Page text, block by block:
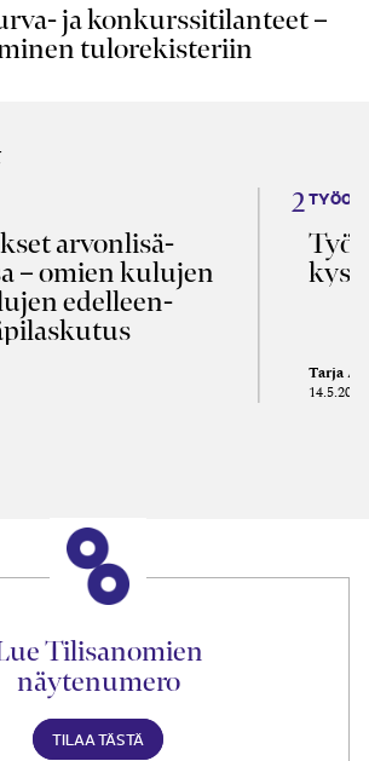
ja konkurssitilanteet –
tulorekisteriin
arvon­lisä­
– omien kulujen
edelleen­
Tarja
14.5.2021
Tilisanomien
näytenumero
TILAA TÄSTÄ